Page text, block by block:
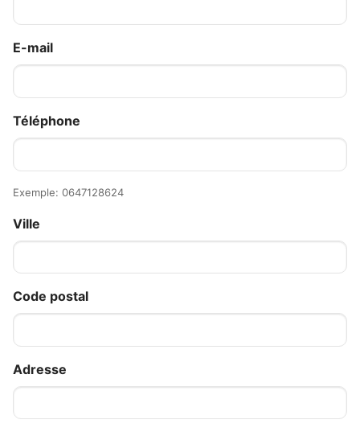
E-mail
Téléphone
Exemple: 0647128624
Ville
Code postal
Adresse